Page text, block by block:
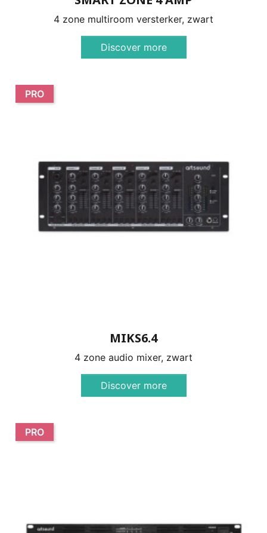
4 zone multiroom versterker, zwart
Discover more
MIKS6.4
4 zone audio mixer, zwart
Discover more
PRO
PRO